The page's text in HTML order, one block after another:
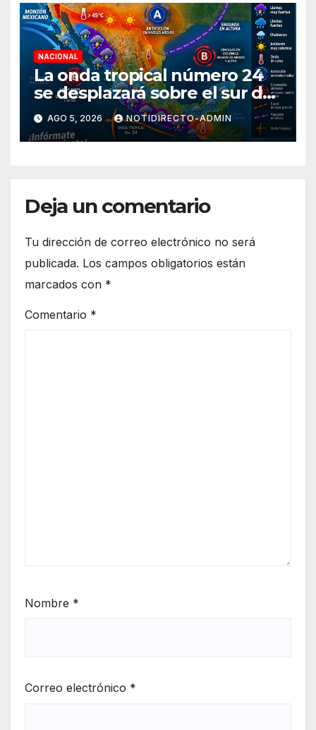
NACIONAL
La onda tropical número 24
se desplazará sobre el sur del
territorio nacional
AGO 5, 2026 NOTIDIRECTO-ADMIN
Deja un comentario
Tu dirección de correo electrónico no será
publicada. Los campos obligatorios están
marcados con *
Comentario *
Nombre *
Correo electrónico *